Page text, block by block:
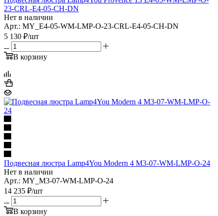
23-CRL-E4-05-CH-DN
Нет в наличии
Арт.: MY_E4-05-WM-LMP-O-23-CRL-E4-05-CH-DN
5 130 ₽/шт
В корзину
Подвесная люстра Lamp4You Modern 4 M3-07-WM-LMP-O-24
Нет в наличии
Арт.: MY_M3-07-WM-LMP-O-24
14 235 ₽/шт
В корзину